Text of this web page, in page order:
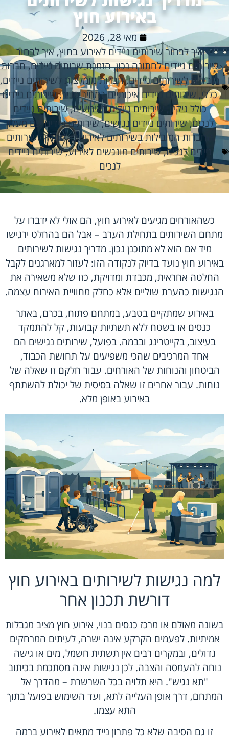
באירוע חוץ
מאי 28, 2026
איך לבחור שירותים ניידים לאירוע בחוץ,איך לבחור
שירותים ניידים לחתונה נכון,הזמנת שרותים ניידים,חברות
מובילות לשירותים ניידים,חברות מומלצות לשירותים ניידים,
כללי, שירותים ניידים איכותיים במחיר סביר,שירותים ניידים
כולל ניקיון
שירותים ניידים לאירועים,שירותים ניידים
לנכים,שירותים ניידים נגישים,שירותים ניידים עם מעלון
החברות המובילות בשירותים לאירועים,פתרון לשירותים
ניידים לנכים,שירותים מונגשים לאירוע,שירותים ניידים
לנכים
כשהאורחים מגיעים לאירוע חוץ, הם אולי לא ידברו על
מתחם השירותים בתחילת הערב – אבל הם בהחלט ירגישו
מיד אם הוא לא מתוכנן נכון. מדריך נגישות לשירותים
באירוע חוץ נועד בדיוק לנקודה הזו: לעזור למארגנים לקבל
החלטה אחראית, מכבדת ומדויקת, כזו שלא משאירה את
הנגישות כהערת שוליים אלא כחלק מחוויית האירוח עצמה.
באירוע שמתקיים בטבע, במתחם פתוח, בכרם, באתר
כנסים או בשטח ללא תשתיות קבועות, קל להתמקד
בעיצוב, בקייטרינג ובבמה. בפועל, שירותים נגישים הם
אחד המרכיבים שהכי משפיעים על תחושת הכבוד,
הביטחון והנוחות של האורחים. עבור חלקם זו שאלה של
נוחות. עבור אחרים זו שאלה בסיסית של יכולת להשתתף
באירוע באופן מלא.
למה נגישות לשירותים באירוע חוץ
דורשת תכנון אחר
בשונה מאולם או מרכז כנסים בנוי, אירוע חוץ מציב מגבלות
אמיתיות. לפעמים הקרקע אינה ישרה, לעיתים המרחקים
גדולים, ובמקרים רבים אין תשתית חשמל, מים או גישה
נוחה להעמסה והצבה. לכן נגישות אינה מסתכמת בכיתוב
"תא נגיש". היא תלויה בכל השרשרת – מהדרך אל
המתחם, דרך אופן העלייה לתא, ועד השימוש בפועל בתוך
התא עצמו.
זו גם הסיבה שלא כל פתרון נייד מתאים לאירוע ברמה